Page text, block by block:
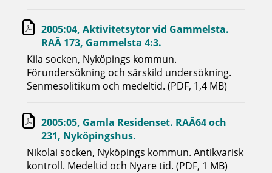
2005:04, Aktivitetsytor vid Gammelsta.
RAÄ 173, Gammelsta 4:3.
Kila socken, Nyköpings kommun.
Förundersökning och särskild undersökning.
Senmesolitikum och medeltid. (PDF, 1,4 MB)
2005:05, Gamla Residenset. RAÄ64 och
231, Nyköpingshus.
Nikolai socken, Nyköpings kommun. Antikvarisk
kontroll. Medeltid och Nyare tid. (PDF, 1 MB)